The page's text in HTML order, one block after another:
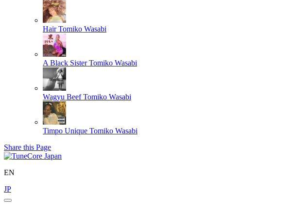
Hair Tomiko Wasabi
A Black Sister Tomiko Wasabi
Wagyu Beef Tomiko Wasabi
Timpo Unique Tomiko Wasabi
Share this Page
EN
JP